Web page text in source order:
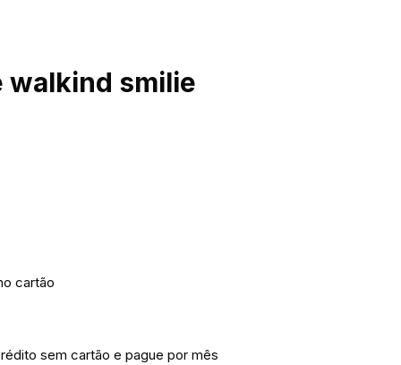
walkind smilie
cartão
sem cartão e pague por mês